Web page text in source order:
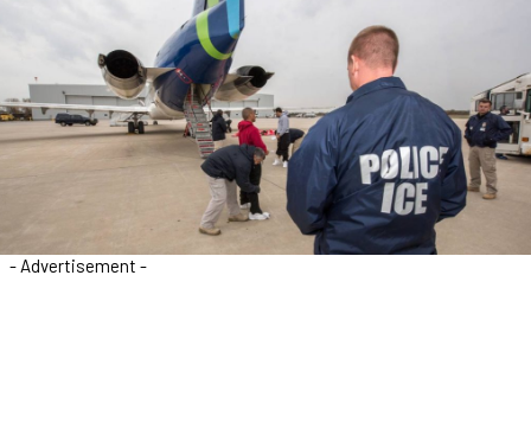
- Advertisement -